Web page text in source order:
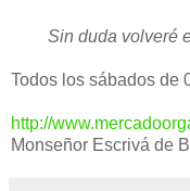
Sin duda volveré
Todos los sábados de
http://
Monseñor Escrivá de